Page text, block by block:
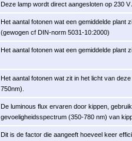
Deze lamp wordt direct aangesloten op 230 V
Het aantal fotonen wat een gemiddelde plant
(gewogen cf DIN-norm 5031-10:2000)
Het aantal fotonen wat een gemiddelde plant
Het aantal fotonen wat zit in het licht van
750nm).
De luminous flux ervaren door kippen,
gevoeligheidsspectrum (350-780 nm) van
Dit is de factor die aangeeft hoeveel keer